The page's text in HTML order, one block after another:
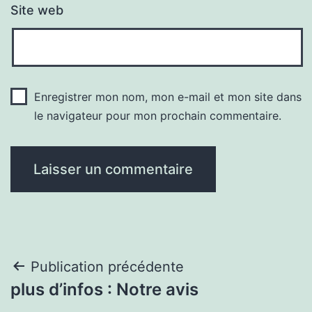
Site web
Enregistrer mon nom, mon e-mail et mon site dans
le navigateur pour mon prochain commentaire.
Navigation
de
Publication précédente
plus d’infos : Notre avis